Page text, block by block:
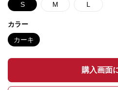
S M L
カラー
カーキ
購入画面